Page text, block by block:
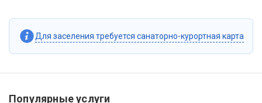
Для заселения требуется санаторно-курортная карта
Популярные услуги